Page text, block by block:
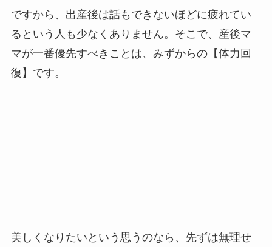
ですから、出産後は話もできないほどに疲れてい
るという人も少なくありません。そこで、産後マ
マが一番優先すべきことは、みずからの【体力回
復】です。
美しくなりたいという思うのなら、先ずは無理せ